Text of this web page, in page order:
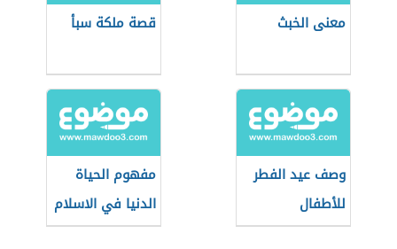
معنى الخبث قصة ملكة سبأ
وصف عيد الفطر
للأطفال
مفهوم الحياة
الدنيا في الاسلام